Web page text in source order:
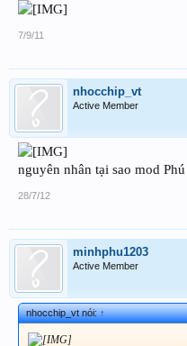
7/9/11
nhocchip_vt
Active Member
nguyên nhân tại sao mod
28/7/12
minhphu1203
Active Member
nhocchip_vt nói:↑